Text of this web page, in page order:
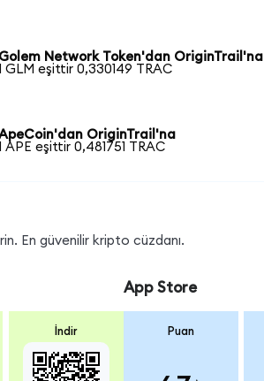
Golem Network Token'dan OriginTrail'na
GLM eşittir 0,330149 TRAC
OriginTrail'na
APE eşittir 0,481751 TRAC
En güvenilir kripto cüzdanı.
İndir
App Store
Puan